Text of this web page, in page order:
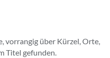
vorrangig über Kürzel, Orte,
Titel gefunden.